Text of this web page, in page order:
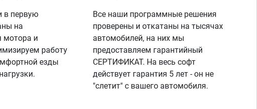
в первую
на
мотора и
работу
езды
Все наши программные решения
проверены и откатаны на тысячах
автомобилей, на них мы
предоставляем гарантийный
СЕРТИФИКАТ. На весь софт
действует гарантия 5 лет - он не
"слетит" с вашего автомобиля.